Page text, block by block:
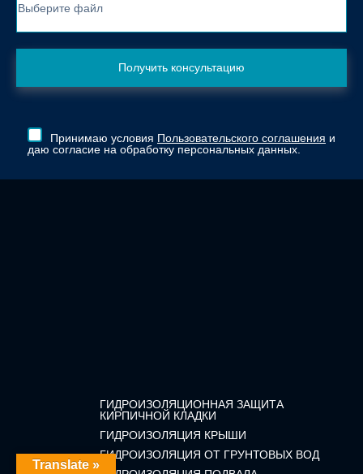
Выберите файл
Принимаю условия Пользовательского соглашения и
даю согласие на обработку персональных данных.
ГИДРОИЗОЛЯЦИОННАЯ ЗАЩИТА
КИРПИЧНОЙ КЛАДКИ
ГИДРОИЗОЛЯЦИЯ КРЫШИ
ГИДРОИЗОЛЯЦИЯ ОТ ГРУНТОВЫХ ВОД
Translate »